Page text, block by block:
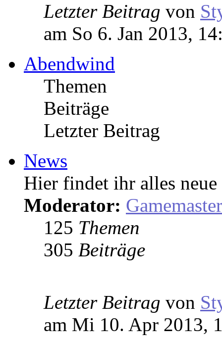
Letzter Beitrag von
am So 6. Jan 2013,
Abendwind
Themen
Beiträge
Letzter Beitrag
News
Hier findet ihr alles
Moderator: Gamemaster
125 Themen
305 Beiträge
Letzter Beitrag von
am Mi 10. Apr 2013,